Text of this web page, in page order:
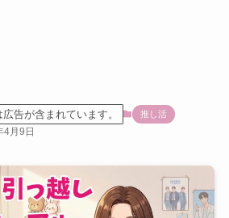
告が含まれています。 推し活
4月9日